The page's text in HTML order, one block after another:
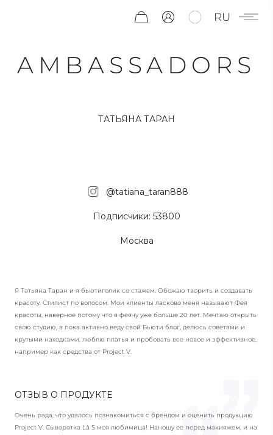
RU
AMBASSADORS
ТАТЬЯНА ТАРАН
@tatiana_taran888
Подписчики: 53800
Москва
Я Татьяна Таран и я бьютиголик со стажем. Обожаю творить и создавать
красоту. Стилист по волосом. Мои клиенты ласково меня называют Фея
красоты, наверное потому что я феячу уже больше 20 лет. Мечтаю открыть
свою студию, а пока активно веду свой Бьюти блог, делюсь советами и
крутыми находками, люблю платья и пробовать все новое и эффективное,
например как средства от Project V.
ОТЗЫВ О ПРОДУКТЕ
Очень рада, что удалось познакомиться с брендом и оценить продукцию
Project V. Сыворотка Là S моя любимица! Наношу ее перед макияжем, и на